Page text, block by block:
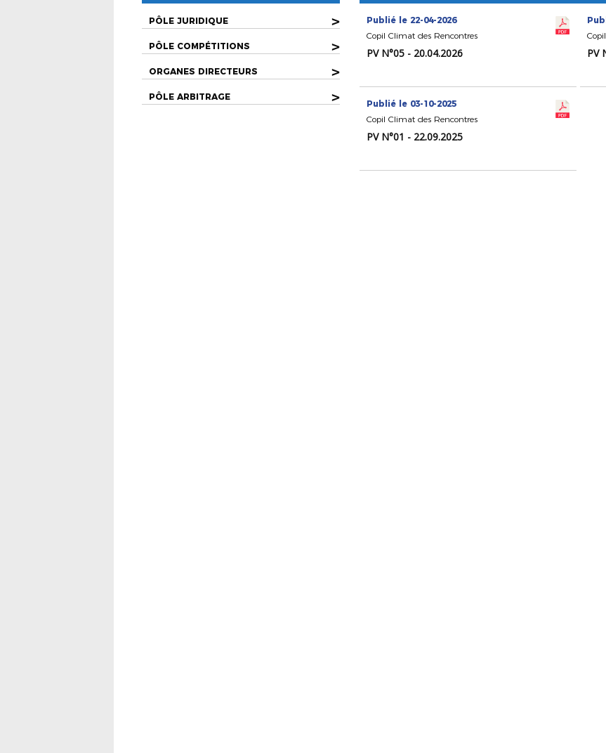
PÔLE JURIDIQUE >
PÔLE COMPÉTITIONS >
ORGANES DIRECTEURS >
PÔLE ARBITRAGE >
Publié le 22-04-2026
Copil Climat des Rencontres
PV N°05 - 20.04.2026 PV
Publié le 03-10-2025
Copil Climat des Rencontres
PV N°01 - 22.09.2025